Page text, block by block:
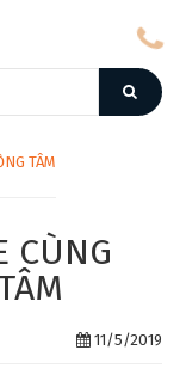
TÂM
CÙNG
11/5/2019